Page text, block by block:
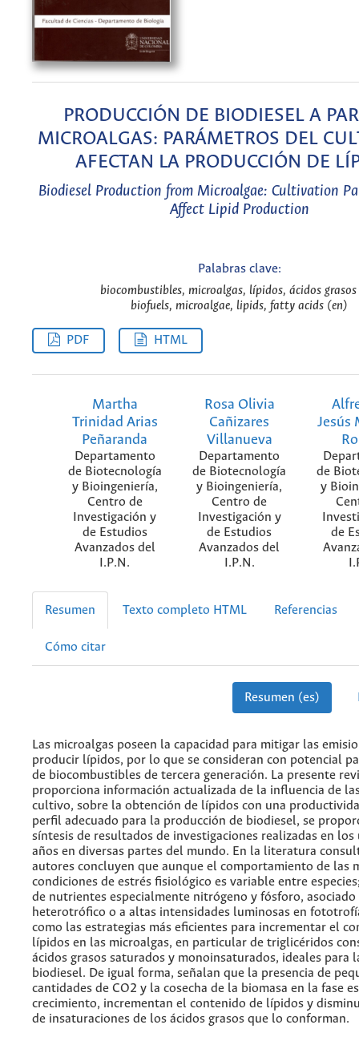
PRODUCCIÓN DE BIODIESEL A
MICROALGAS: PARÁMETROS DEL
AFECTAN LA PRODUCCIÓN DE
Biodiesel Production from Microalgae: Cultivation
Affect Lipid Production
Palabras clave:
biocombustibles, microalgas, lípidos, ácidos grasos
biofuels, microalgae, lipids, fatty acids (en)
PDF HTML
Martha
Trinidad Arias
Peñaranda
Departamento
de Biotecnología
y Bioingeniería,
Centro de
Investigación y
de Estudios
Avanzados del
I.P.N.
Rosa Olivia
Cañizares
Villanueva
Departamento
de Biotecnología
y Bioingeniería,
Centro de
Investigación y
de Estudios
Avanzados del
I.P.N.
Jesús
de
y
de
Resumen Texto completo HTML Referencias
Cómo citar
Resumen (es)
Las microalgas poseen la capacidad para mitigar las
producir lípidos, por lo que se consideran con potencial
de biocombustibles de tercera generación. La presente
proporciona información actualizada de la influencia de
cultivo, sobre la obtención de lípidos con una
perfil adecuado para la producción de biodiesel, se
síntesis de resultados de investigaciones realizadas en
años en diversas partes del mundo. En la literatura
autores concluyen que aunque el comportamiento de las
condiciones de estrés fisiológico es variable entre
de nutrientes especialmente nitrógeno y fósforo,
heterotrófico o a altas intensidades luminosas en
como las estrategias más eficientes para incrementar el
lípidos en las microalgas, en particular de triglicéridos
ácidos grasos saturados y monoinsaturados, ideales para
biodiesel. De igual forma, señalan que la presencia de
cantidades de CO2 y la cosecha de la biomasa en la fase
crecimiento, incrementan el contenido de lípidos y
de insaturaciones de los ácidos grasos que lo conforman.